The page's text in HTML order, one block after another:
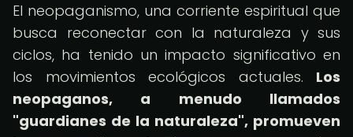
El neopaganismo, una corriente espiritual que
busca reconectar con la naturaleza y sus
ciclos, ha tenido un impacto significativo en
los movimientos ecológicos actuales. Los
neopaganos, a menudo llamados
"guardianes de la naturaleza", promueven